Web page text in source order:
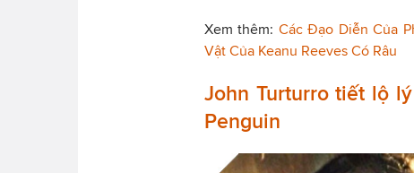
Xem thêm: Các Đạo Diễn Của
Vật Của Keanu Reeves Có Râu
John Turturro tiết lộ
Penguin